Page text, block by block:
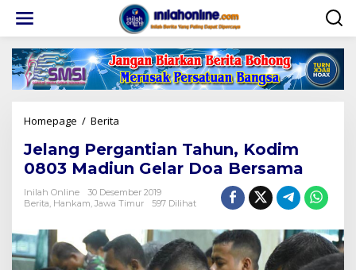
konten
Homepage / Berita
Tahun,
Kodim
0803
Madiun
Gelar
Bersama
Jelang Pergantian Tahun, Kodim
0803 Madiun Gelar Doa Bersama
Inilah Online
30 Desember 2019
Berita Hankam Jawa Timur 597 Dilihat